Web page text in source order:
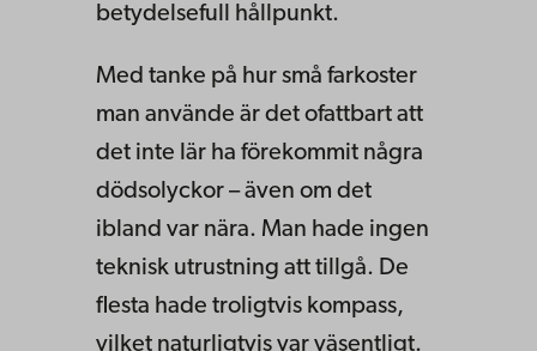
betydelsefull hållpunkt.
Med tanke på hur små farkoster
man använde är det ofattbart att
det inte lär ha förekommit några
dödsolyckor – även om det
ibland var nära. Man hade ingen
teknisk utrustning att tillgå. De
flesta hade troligtvis kompass,
vilket naturligtvis var väsentligt.